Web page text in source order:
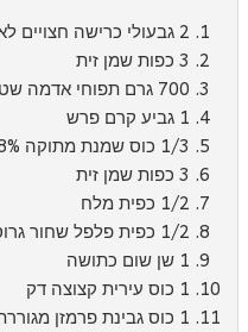
2 גבעולי כרישה חצויים לאורכם שטופים וקצוצים דק
3 כפות שמן זית
700 גרם תפוחי אדמה שטופים ופרוסים לעיגולים בעובי 3 מ"מ
1 גביע קרם פרש
1/3 כוס שמנת מתוקה 38%
3 כפות שמן זית
1/2 כפית מלח
1/2 כפית פלפל שחור גרוס
1 שן שום כתושה
1 כוס עירית קצוצה דק
1 כוס גבינת פרמזן מגוררת